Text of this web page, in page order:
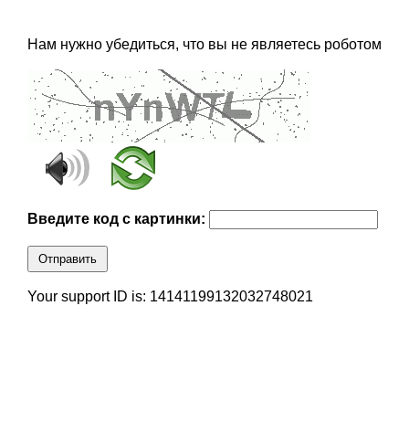
Нам нужно убедиться, что вы не являетесь роботом
Введите код с картинки:
Отправить
Your support ID is: 14141199132032748021